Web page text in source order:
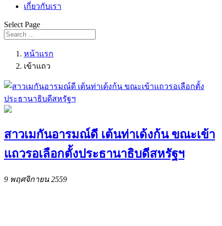
เกี่ยวกับเรา
Select Page
หน้าแรก
เข้าแถว
สาวเมกันอารมณ์ดี เต้นท่าเด้งก้น ขณะเข้า
แถวรอเลือกตั้งประธานาธิบดีสหรัฐฯ
9 พฤศจิกายน 2559